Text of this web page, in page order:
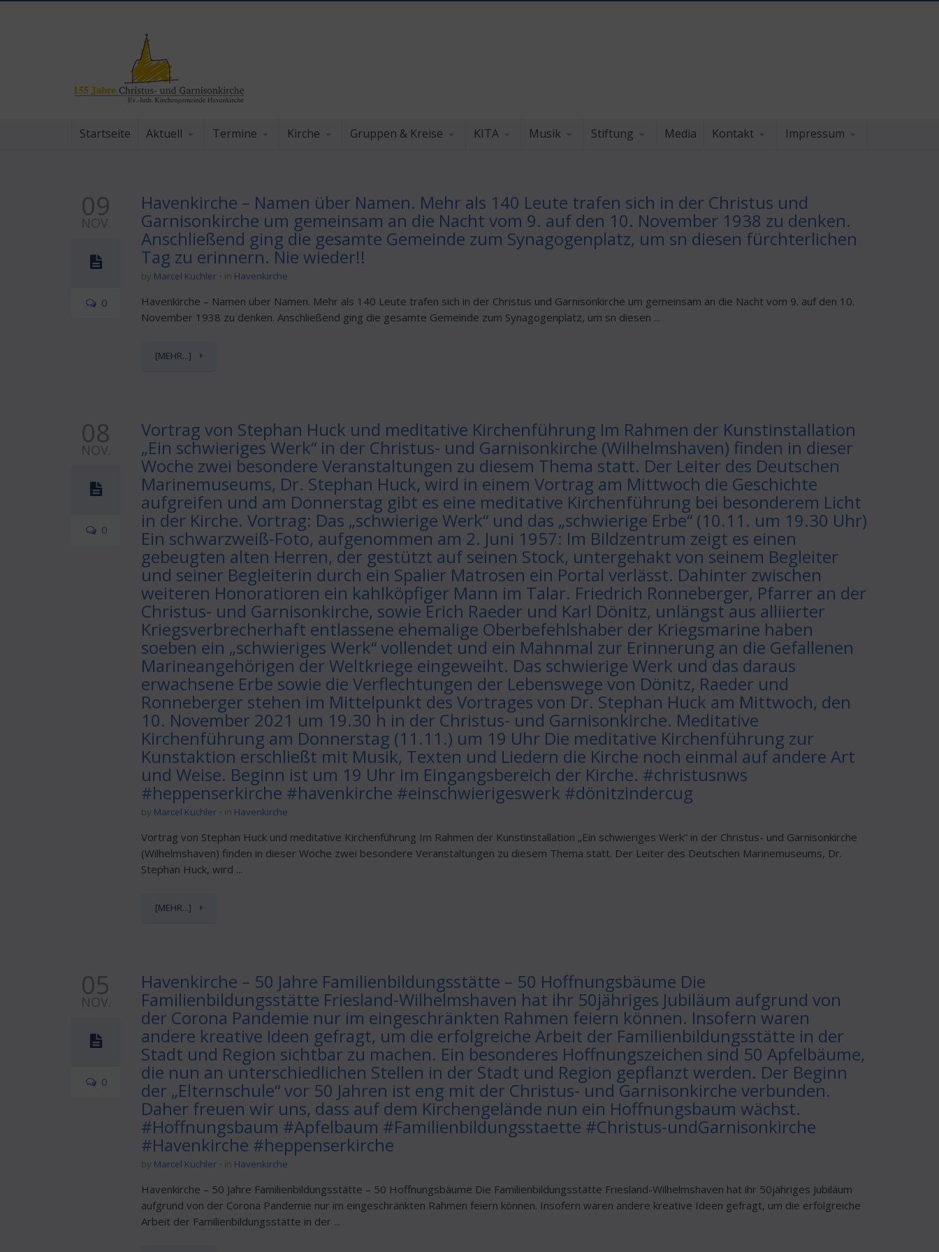
Startseite Aktuell Termine Kirche Gruppen & Kreise KITA Musik Stiftung Media Kontakt Impressum
09
NOV.
0
Havenkirche – Namen über Namen. Mehr als 140 Leute trafen sich in der Christus und
Garnisonkirche um gemeinsam an die Nacht vom 9. auf den 10. November 1938 zu denken.
Anschließend ging die gesamte Gemeinde zum Synagogenplatz, um sn diesen fürchterlichen
Tag zu erinnern. Nie wieder!!
by Marcel Kuchler in Havenkirche
Havenkirche – Namen über Namen. Mehr als 140 Leute trafen sich in der Christus und Garnisonkirche um gemeinsam an die Nacht vom 9. auf den 10.
November 1938 zu denken. Anschließend ging die gesamte Gemeinde zum Synagogenplatz, um sn diesen ...
[MEHR...]
08
NOV.
0
Vortrag von Stephan Huck und meditative Kirchenführung Im Rahmen der Kunstinstallation
„Ein schwieriges Werk“ in der Christus- und Garnisonkirche (Wilhelmshaven) finden in dieser
Woche zwei besondere Veranstaltungen zu diesem Thema statt. Der Leiter des Deutschen
Marinemuseums, Dr. Stephan Huck, wird in einem Vortrag am Mittwoch die Geschichte
aufgreifen und am Donnerstag gibt es eine meditative Kirchenführung bei besonderem Licht
in der Kirche. Vortrag: Das „schwierige Werk“ und das „schwierige Erbe“ (10.11. um 19.30 Uhr)
Ein schwarzweiß-Foto, aufgenommen am 2. Juni 1957: Im Bildzentrum zeigt es einen
gebeugten alten Herren, der gestützt auf seinen Stock, untergehakt von seinem Begleiter
und seiner Begleiterin durch ein Spalier Matrosen ein Portal verlässt. Dahinter zwischen
weiteren Honoratioren ein kahlköpfiger Mann im Talar. Friedrich Ronneberger, Pfarrer an der
Christus- und Garnisonkirche, sowie Erich Raeder und Karl Dönitz, unlängst aus alliierter
Kriegsverbrecherhaft entlassene ehemalige Oberbefehlshaber der Kriegsmarine haben
soeben ein „schwieriges Werk“ vollendet und ein Mahnmal zur Erinnerung an die Gefallenen
Marineangehörigen der Weltkriege eingeweiht. Das schwierige Werk und das daraus
erwachsene Erbe sowie die Verflechtungen der Lebenswege von Dönitz, Raeder und
Ronneberger stehen im Mittelpunkt des Vortrages von Dr. Stephan Huck am Mittwoch, den
10. November 2021 um 19.30 h in der Christus- und Garnisonkirche. Meditative
Kirchenführung am Donnerstag (11.11.) um 19 Uhr Die meditative Kirchenführung zur
Kunstaktion erschließt mit Musik, Texten und Liedern die Kirche noch einmal auf andere Art
und Weise. Beginn ist um 19 Uhr im Eingangsbereich der Kirche. #christusnws
#heppenserkirche #havenkirche #einschwierigeswerk #dönitzindercug
by Marcel Kuchler in Havenkirche
Vortrag von Stephan Huck und meditative Kirchenführung Im Rahmen der Kunstinstallation „Ein schwieriges Werk“ in der Christus- und Garnisonkirche
(Wilhelmshaven) finden in dieser Woche zwei besondere Veranstaltungen zu diesem Thema statt. Der Leiter des Deutschen Marinemuseums, Dr.
Stephan Huck, wird ...
[MEHR...]
05
NOV.
0
Havenkirche – 50 Jahre Familienbildungsstätte – 50 Hoffnungsbäume Die
Familienbildungsstätte Friesland-Wilhelmshaven hat ihr 50jähriges Jubiläum aufgrund von
der Corona Pandemie nur im eingeschränkten Rahmen feiern können. Insofern waren
andere kreative Ideen gefragt, um die erfolgreiche Arbeit der Familienbildungsstätte in der
Stadt und Region sichtbar zu machen. Ein besonderes Hoffnungszeichen sind 50 Apfelbäume,
die nun an unterschiedlichen Stellen in der Stadt und Region gepflanzt werden. Der Beginn
der „Elternschule“ vor 50 Jahren ist eng mit der Christus- und Garnisonkirche verbunden.
Daher freuen wir uns, dass auf dem Kirchengelände nun ein Hoffnungsbaum wächst.
#Hoffnungsbaum #Apfelbaum #Familienbildungsstaette #Christus-undGarnisonkirche
#Havenkirche #heppenserkirche
by Marcel Kuchler in Havenkirche
Havenkirche – 50 Jahre Familienbildungsstätte – 50 Hoffnungsbäume Die Familienbildungsstätte Friesland-Wilhelmshaven hat ihr 50jähriges Jubiläum
aufgrund von der Corona Pandemie nur im eingeschränkten Rahmen feiern können. Insofern waren andere kreative Ideen gefragt, um die erfolgreiche
Arbeit der Familienbildungsstätte in der ...